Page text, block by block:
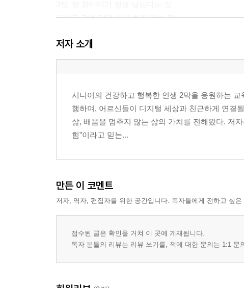
무심코 건넨 말과 끝내 하지 못한 말
4장. 붙잡아야 했던 사람, 놓아주어야 했던 사람
관계에도 때가 있고 거리가 필요하다는 깨달음
상처를 품고 사는 일보다 내려놓는 일이 필요한 이유
2부. 너무 열심히 살아서 놓친 것들
잘 살아보려 했지만 정작 나를 잊었다
7장. 남의 시선으로 살아온 시간들
인정받기 위해 애쓰느라 잃어버린 내 마음
8장. 돈으로 살 수 없는 것들이 있었다
9장. 참는 것이 언제나 미덕은 아니었다
저자 소개
시니어의 건강하고 행복한 인생 2막을 응원하는
행하며, 어르신들이 디지털 세상과 친근하게 연결
삶, 배움을 멈추지 않는 삶의 가치를 전해왔다. 저
힘”이라고 믿는...
만든 이 코멘트
저자, 역자, 편집자를 위한 공간입니다. 독자들에게 전하고 싶
접수된 글은 확인을 거쳐 이 곳에 게재됩니다.
독자 분들의 리뷰는 리뷰 쓰기를, 책에 대한 문의는 1:1 문